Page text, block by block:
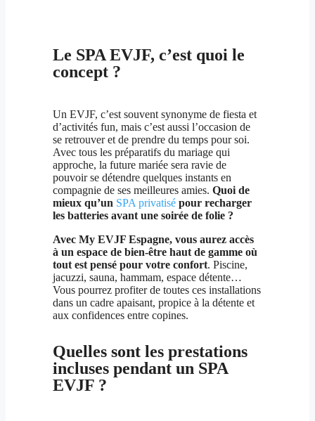
Le SPA EVJF, c’est quoi le
concept ?
Un EVJF, c’est souvent synonyme de fiesta et
d’activités fun, mais c’est aussi l’occasion de
se retrouver et de prendre du temps pour soi.
Avec tous les préparatifs du mariage qui
approche, la future mariée sera ravie de
pouvoir se détendre quelques instants en
compagnie de ses meilleures amies.Quoi de
mieux qu’un SPA privatisé pour recharger
les batteries avant une soirée de folie ?
Avec My EVJF Espagne, vous aurez accès
à un espace de bien-être haut de gamme où
tout est pensé pour votre confort. Piscine,
jacuzzi, sauna, hammam, espace détente…
Vous pourrez profiter de toutes ces installations
dans un cadre apaisant, propice à la détente et
aux confidences entre copines.
Quelles sont les prestations
incluses pendant un SPA
EVJF ?